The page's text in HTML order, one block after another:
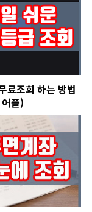
료조회 하는 방법
플)